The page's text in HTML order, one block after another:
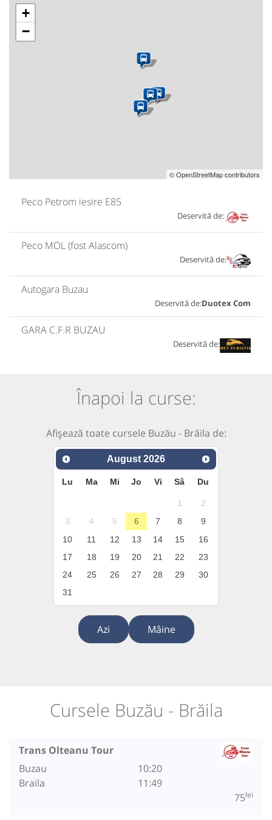
+
−
© OpenStreetMap contributors
Peco Petrom iesire E85
Deservită de:
Peco MOL (fost Alascom)
Deservită de:
Autogara Buzau
Deservită de:Duotex Com
GARA C.F.R BUZAU
Deservită de:
Înapoi la curse:
Afișează toate cursele Buzău - Brăila de:
August 2026
Lu Ma Mi Jo Vi Sâ Du
1
2
3
4 5 6 7 8
9
10
11 12 13 14 15
16
17
18 19 20 21 22
23
24
25 26 27 28 29
30
31
Azi Mâine
Cursele Buzău - Brăila
Trans Olteanu Tour
Buzau
Braila
10:20
11:49
75lei